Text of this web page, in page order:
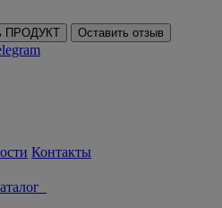
ПРОДУКТ Оставить отзыв
Контакты